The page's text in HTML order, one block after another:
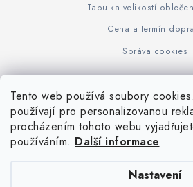
Tento web používá soubory
používají pro personalizovanou
procházením tohoto webu
používáním. Další informace
Nastavení
Tabulka velikostí
Cena a termín
Správa cookies
www.KOVOJUHASZ.cz Výrobce